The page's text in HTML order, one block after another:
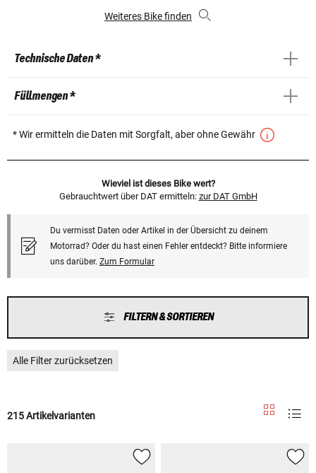
Weiteres Bike finden
Technische Daten *
Füllmengen *
* Wir ermitteln die Daten mit Sorgfalt, aber ohne Gewähr
Wieviel ist dieses Bike wert?
Gebrauchtwert über DAT ermitteln: zur DAT GmbH
Du vermisst Daten oder Artikel in der Übersicht zu deinem
Motorrad? Oder du hast einen Fehler entdeckt? Bitte informiere
uns darüber. Zum Formular
FILTERN & SORTIEREN
Alle Filter zurücksetzen
215 Artikelvarianten